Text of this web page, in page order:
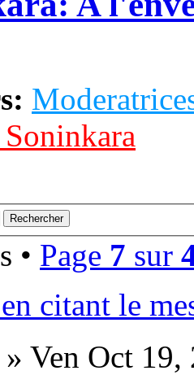
• Page 7 sur
citant le
» Ven Oct 19,